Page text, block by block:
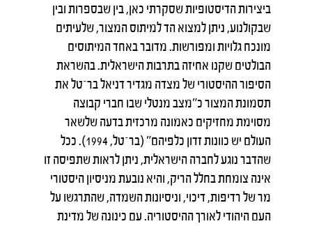
ביצירות הדיסטופיות שסקרתי כאן, בין שבספרות ובין
שבקולנוע, ניתן למצוא הד למיתוס המצור, שלעיתים
מונכח גלויות ומפורשות. מדובר באחד המיתוסים
הבולטים שקנו אחיזה בתרבות הישראלית. בהשראת
הסיפור ההיסטורי של מצדה מגדיר דניאל בר־טל את
תסמונת המצור כ"מצב מנטלי שבו חברי קבוצה
מסוימת מחזיקים כאמונה מרכזית בדעה שלשאר
העולם יש כוונות זדון כלפיהם" (בר־טל, 1994). ככל
שהדבר נוגע לחברה הישראלית, ניתן לראות שתפיסה זו
אינה צומחת בחלל הריק, והיא נובעת מניסיון היסטורי
מר של רדיפות, דיכוי, וניסיונות השמדה, שהתרגשו על
העם היהודי לאורך ההיסטוריה. עם כינונה של מדינת